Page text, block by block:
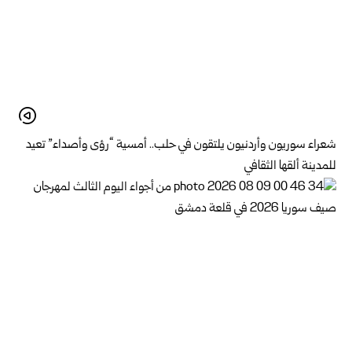
شعراء سوريون وأردنيون يلتقون في حلب.. أمسية “رؤى وأصداء” تعيد
للمدينة ألقها الثقافي